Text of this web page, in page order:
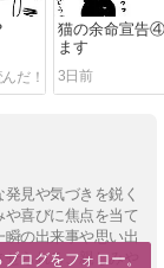
猫の余命宣告
ます
3日前
見や気づきを鋭く
喜びに焦点を当て
の出来事や思い出
られる、親しみや
ログをフォロー。